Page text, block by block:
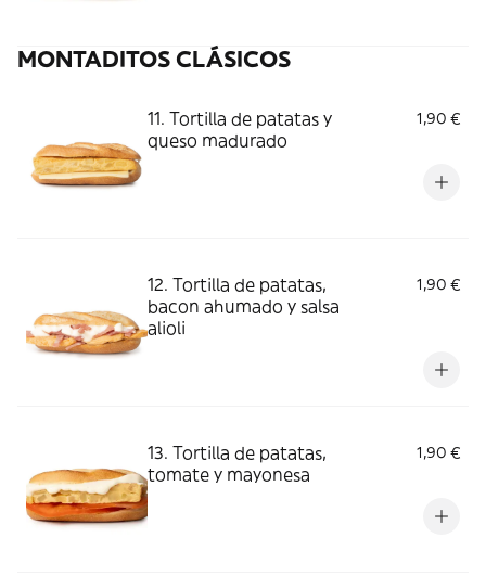
MONTADITOS CLÁSICOS
11. Tortilla de patatas y
queso madurado
1,90 €
12. Tortilla de patatas,
bacon ahumado y salsa
alioli
1,90 €
13. Tortilla de patatas,
tomate y mayonesa
1,90 €